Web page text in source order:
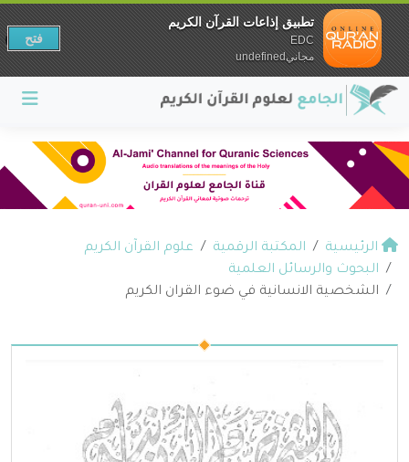
الرئيسية المكتبة الرقمية
علوم القرآن الكريم
البحوث والرسائل العلمية
الشخصية الانسانية في ضوء القران الكريم
تطبيق إذاعات القرآن الكريم
EDC
مجانيundefined
فتح